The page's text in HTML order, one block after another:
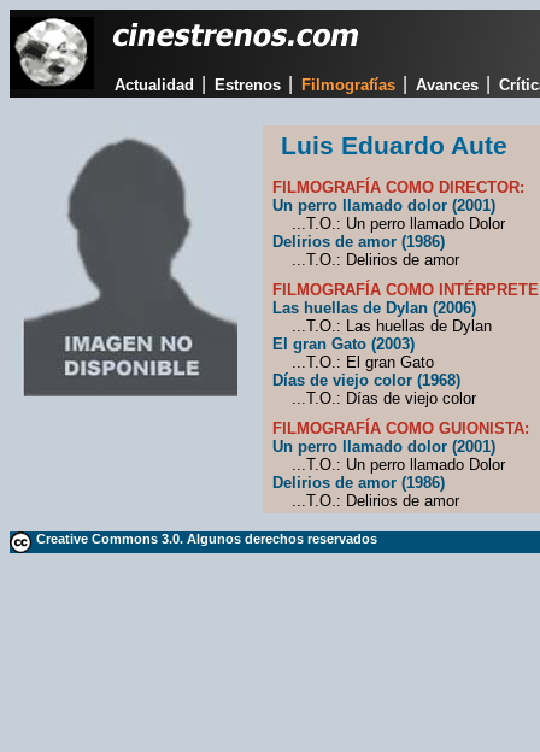
Actualidad Estrenos Filmografías Avances
Luis Eduardo Aute
FILMOGRAFÍA COMO DIRECTOR:
Un perro llamado dolor (2001)
...T.O.: Un perro llamado Dolor
Delirios de amor (1986)
...T.O.: Delirios de amor
FILMOGRAFÍA COMO
Las huellas de Dylan (2006)
...T.O.: Las huellas de Dylan
El gran Gato (2003)
...T.O.: El gran Gato
Días de viejo color (1968)
...T.O.: Días de viejo color
FILMOGRAFÍA COMO GUIONISTA:
Un perro llamado dolor (2001)
...T.O.: Un perro llamado Dolor
Delirios de amor (1986)
...T.O.: Delirios de amor
Creative Commons 3.0. Algunos derechos reservados